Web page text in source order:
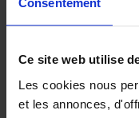
Consentement
Ce site web utilise
Les cookies nous
et les annonces,